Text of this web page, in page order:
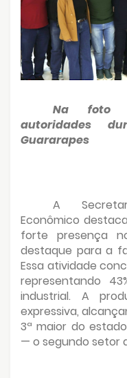
Na foto
autoridades
Guararapes
A
Econômico
forte presença
destaque para a
Essa atividade
representando
industrial. A
expressiva,
3ª maior do
— o segundo setor